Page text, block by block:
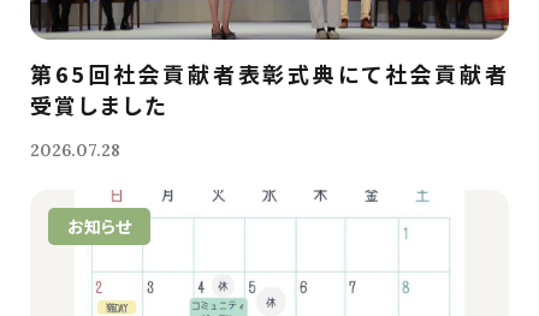
第65回社会貢献者表彰式典にて社会貢献者
受賞しました
2026.07.28
お知らせ